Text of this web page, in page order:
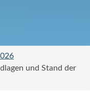
und Stand der